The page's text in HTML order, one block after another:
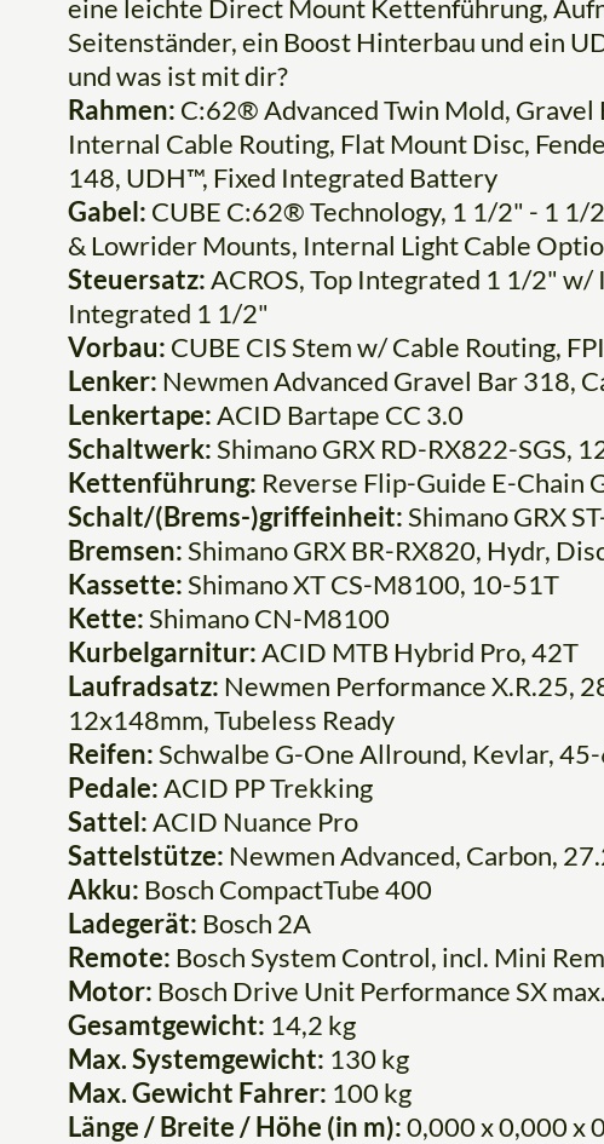
eine leichte Direct Mount Kettenführung,
Seitenständer, ein Boost Hinterbau und ein
und was ist mit dir?
Rahmen: C:62® Advanced Twin Mold, Gravel
Internal Cable Routing, Flat Mount Disc,
148, UDH™, Fixed Integrated Battery
Gabel: CUBE C:62® Technology, 1 1/2" - 1 1/
& Lowrider Mounts, Internal Light Cable
Steuersatz:ACROS, Top Integrated 1 1/2"
Integrated 1 1/2"
Vorbau: CUBE CIS Stem w/ Cable Routing,
Lenker: Newmen Advanced Gravel Bar 318,
Lenkertape:ACID Bartape CC 3.0
Schaltwerk:Shimano GRX RD-RX822-SGS,
Kettenführung: Reverse Flip-Guide E-Chain
Schalt/(Brems-)griffeinheit:Shimano GRX
Bremsen:Shimano GRX BR-RX820, Hydr,
Kassette:Shimano XT CS-M8100, 10-51T
Kette:Shimano CN-M8100
Kurbelgarnitur:ACID MTB Hybrid Pro, 42T
Laufradsatz: Newmen Performance X.R.25,
12x148mm, Tubeless Ready
Reifen:Schwalbe G-One Allround, Kevlar,
Pedale:ACID PP Trekking
Sattel:ACID Nuance Pro
Sattelstütze: Newmen Advanced, Carbon,
Akku: Bosch CompactTube 400
Ladegerät: Bosch 2A
Remote: Bosch System Control, incl. Mini
Motor: Bosch Drive Unit Performance SX
Gesamtgewicht: 14,2 kg
Max. Systemgewicht: 130 kg
Max. Gewicht Fahrer: 100 kg
Länge / Breite / Höhe (in m):0,000 x 0,000 x